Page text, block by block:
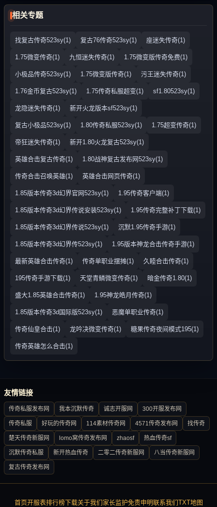
相关专题
找复古传奇523sy(1) 复古76传奇523sy(1) 座迷失传奇(1)
1.75微变传奇(1) 九恒迷失传奇(1) 1.75微变版传奇免费(1)
小极品传奇523sy(1) 1.75微变版传奇(1) 污王迷失传奇(1)
1.76金币复古523sy(1) 1.75传奇私服超变(1) sf1.80523sy(1)
龙隐迷失传奇(1) 新开火龙版本sf523sy(1)
复古小极品523sy(1) 1.80传奇私服523sy(1) 1.75超变传奇(1)
帝狂迷失传奇(1) 新开1.80火龙复古523sy(1)
英雄合击复古传奇(1) 1.80战神复古发布网523sy(1)
传奇合击召唤英雄(1) 英雄合击网页传奇(1)
1.85版本传奇3d幻界官网523sy(1) 1.95传奇客户端(1)
1.85版本传奇3d幻界传说安装523sy(1) 1.95传奇完整补丁下载(1)
1.85版本传奇3d幻界传说523sy(1) 沉默1.95传奇手游(1)
1.85版本传奇3d幻界传523sy(1) 1.95版本神龙合击传奇手游(1)
最新英雄合击传奇(1) 传奇单职业摆摊(1) 久睦合击传奇(1)
195传奇手游下载(1) 天堂青鳞微变传奇(1) 暗金传奇1.80(1)
盛大1.85英雄合击传奇(1) 1.95神龙皓月传奇(1)
1.85版本传奇3d国际版523sy(1) 恶魔单职业传奇(1)
传奇仙皇合击(1) 龙吟决微变传奇(1) 糖果传奇夜间模式195(1)
传奇英雄怎么合击(1)
友情链接
传奇私服发布网 我本沉默传奇 诚志开服网 300开服发布网
传奇私服 好玩的传奇网 114素材传奇网 4571传奇发布网 找传奇
楚天传奇新服网 lomo窝传奇发布网 zhaosf 热血传奇sf
沉默传奇私服 新开热血传奇 二零二传奇新服网 八当传奇新服网
复古传奇发布网
首页开服表排行榜下载关于我们 家长监护免责申明联系我们TXT地图